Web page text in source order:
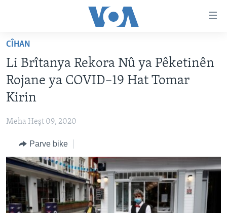
Yekser
naveroka
serekî
Yekser
here
Malpera
Yekser
here
Lêgerînê
VÎDYO GALERÎ
RADYO
HEVPEYVÎN
HERÊMÊN KURDAN
TIRKÎYE
SÛRÎYE
ÎRAQ
ÎRAN
ROJHILATA NAVÎN
CÎHAN
Li Brîtanya Rekora Nû ya Pêketinên
Rojane ya COVID–19 Hat Tomar
Kirin
Meha Heşt 09, 2020
Parve bike